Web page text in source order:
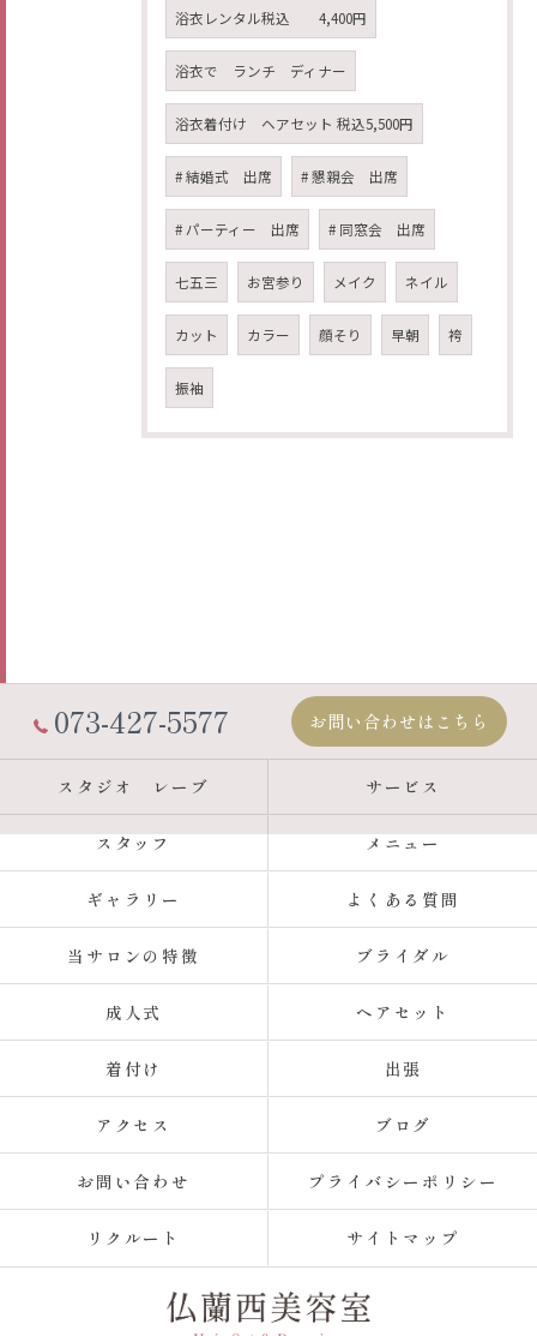
浴衣レンタル税込 4,400円
浴衣で ランチ ディナー
浴衣着付け ヘアセット 税込5,500円
# 結婚式 出席 # 懇親会 出席
# パーティー 出席 # 同窓会 出席
七五三 お宮参り メイク ネイル
カット カラー 顔そり 早朝 袴
振袖
073-427-5577 お問い合わせはこちら
スタジオ レーブ サービス
スタッフ メニュー
ギャラリー よくある質問
当サロンの特徴 ブライダル
成人式 ヘアセット
着付け 出張
アクセス ブログ
お問い合わせ プライバシーポリシー
リクルート サイトマップ